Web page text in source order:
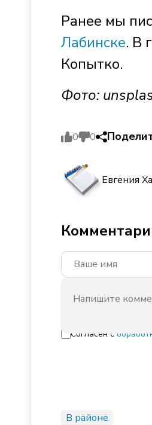
Ранее мы
Лабинске. В
Копытко.
Фото:
0 0
Евгения
Согласен с
В районе